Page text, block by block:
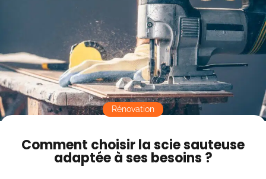
Conseils d'utilisation d'une scie sauteuse
Les prix d'achat d'une scie sauteuse
Comment choisir la scie sauteuse
adaptée à ses besoins ?
Rénovation